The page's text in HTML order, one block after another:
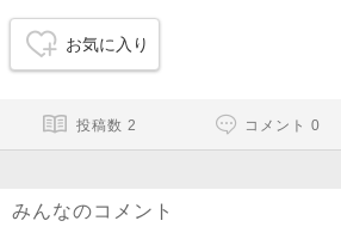
お気に入り
投稿数 2 コメント 0
みんなのコメント